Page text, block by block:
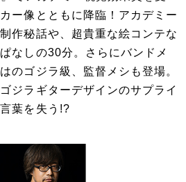
ー像とともに降臨！アカデミー
作秘話や、超貴重な絵コンテな
なしの30分。さらにバンドメ
のゴジラ級、監督メシも登場。
ジラギターデザインのサプライ
葉を失う!?